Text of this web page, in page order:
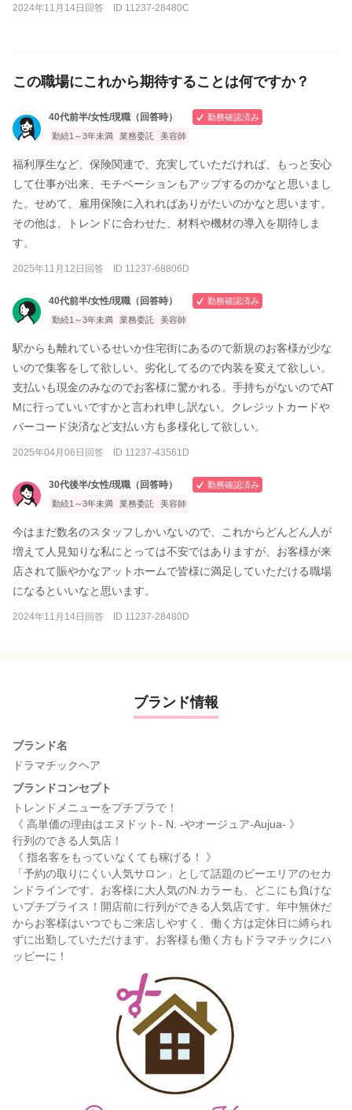
2024年11月14日回答 ID 11237-28480C
この職場にこれから期待することは何ですか？
40代前半/女性/現職（回答時）
勤務確認済み
勤続1～3年未満
業務委託 美容師
福利厚生など、保険関連で、充実していただければ、もっと安心
して仕事が出来、モチベーションもアップするのかなと思いまし
た。せめて、雇用保険に入れればありがたいのかなと思います。
その他は、トレンドに合わせた、材料や機材の導入を期待しま
す。
2025年11月12日回答 ID 11237-68806D
40代前半/女性/現職（回答時）
勤務確認済み
勤続1～3年未満
業務委託 美容師
駅からも離れているせいか住宅街にあるので新規のお客様が少な
いので集客をして欲しい。劣化してるので内装を変えて欲しい。
支払いも現金のみなのでお客様に驚かれる。手持ちがないのでAT
Mに行っていいですかと言われ申し訳ない。クレジットカードや
バーコード決済など支払い方も多様化して欲しい。
2025年04月06日回答 ID 11237-43561D
30代後半/女性/現職（回答時）
勤務確認済み
勤続1～3年未満
業務委託 美容師
今はまだ数名のスタッフしかいないので、これからどんどん人が
増えて人見知りな私にとっては不安ではありますが、お客様が来
店されて賑やかなアットホームで皆様に満足していただける職場
になるといいなと思います。
2024年11月14日回答 ID 11237-28480D
ブランド情報
ブランド名
ドラマチックヘア
ブランドコンセプト
トレンドメニューをプチプラで！
《 高単価の理由はエヌドット- N. -やオージュア-Aujua- 》
行列のできる人気店！
《 指名客をもっていなくても稼げる！ 》
「予約の取りにくい人気サロン」として話題のビーエリアのセカ
ンドラインです。お客様に大人気のN.カラーも、どこにも負けな
いプチプライス！開店前に行列ができる人気店です。年中無休だ
からお客様はいつでもご来店しやすく、働く方は定休日に縛られ
ずに出勤していただけます。お客様も働く方もドラマチックにハ
ッピーに！